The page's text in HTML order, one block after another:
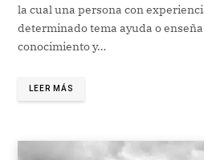
la cual una persona con
determinado tema ayuda o
conocimiento y…
LEER MÁS